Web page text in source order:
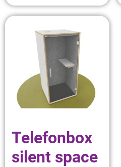
Telefonbox
silent space